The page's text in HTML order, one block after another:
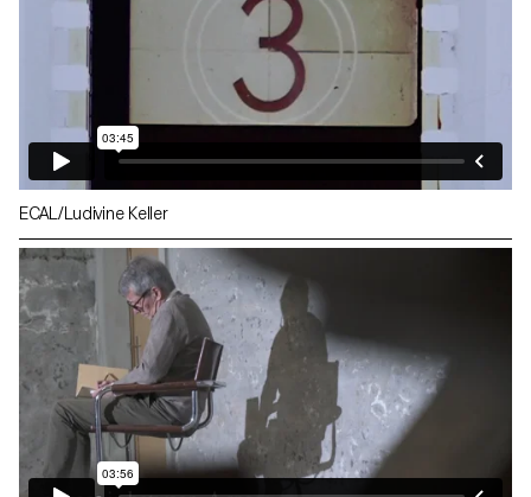
ECAL/Ludivine Keller